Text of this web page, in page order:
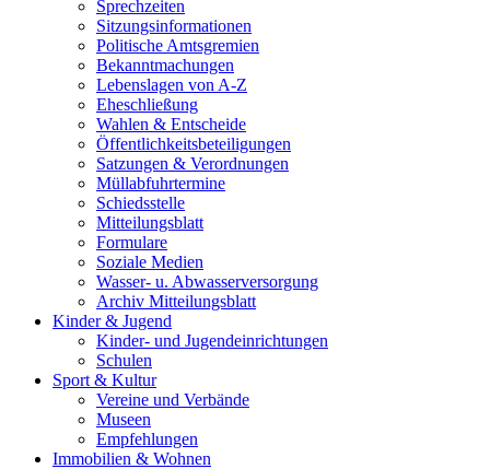
Sprechzeiten
Sitzungsinformationen
Politische Amtsgremien
Bekanntmachungen
Lebenslagen von A-Z
Eheschließung
Wahlen & Entscheide
Öffentlichkeitsbeteiligungen
Satzungen & Verordnungen
Müllabfuhrtermine
Schiedsstelle
Mitteilungsblatt
Formulare
Soziale Medien
Wasser- u. Abwasserversorgung
Archiv Mitteilungsblatt
Kinder & Jugend
Kinder- und Jugendeinrichtungen
Schulen
Sport & Kultur
Vereine und Verbände
Museen
Empfehlungen
Immobilien & Wohnen